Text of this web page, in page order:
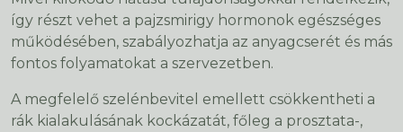
így részt vehet a pajzsmirigy hormonok egészséges
működésében, szabályozhatja az anyagcserét és más
fontos folyamatokat a szervezetben.
A megfelelő szelénbevitel emellett csökkentheti a
rák kialakulásának kockázatát, főleg a prosztata-,